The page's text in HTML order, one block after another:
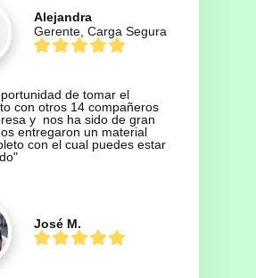
Alejandra
Gerente, Carga Segura
de tomar el
con otros 14 compañeros
y  nos ha sido de gran
entregaron un material
con el cual puedes estar
José M.